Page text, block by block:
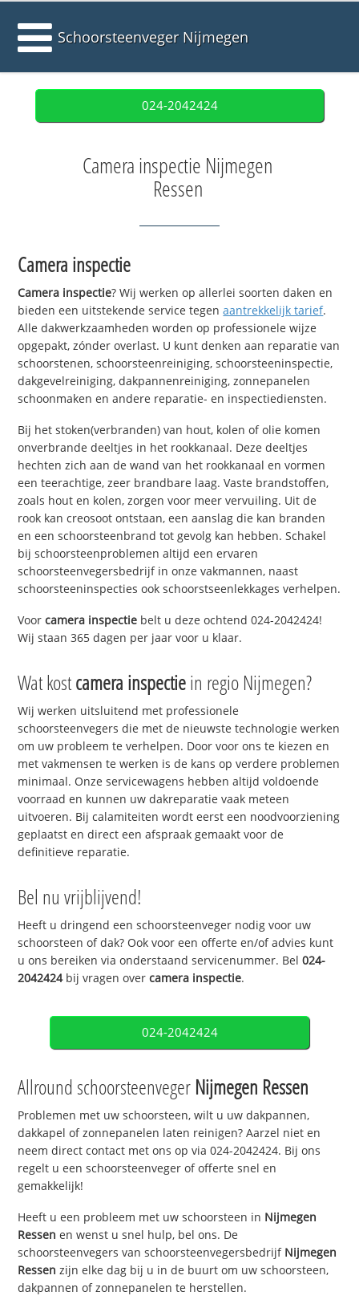
Schoorsteenveger Nijmegen
024-2042424
Camera inspectie Nijmegen
Ressen
Camera inspectie
Camera inspectie? Wij werken op allerlei soorten daken en
bieden een uitstekende service tegenaantrekkelijk tarief.
Alle dakwerkzaamheden worden op professionele wijze
opgepakt, zónder overlast. U kunt denken aan reparatie van
schoorstenen, schoorsteenreiniging, schoorsteeninspectie,
dakgevelreiniging, dakpannenreiniging, zonnepanelen
schoonmaken en andere reparatie- en inspectiediensten.
Bij het stoken(verbranden) van hout, kolen of olie komen
onverbrande deeltjes in het rookkanaal. Deze deeltjes
hechten zich aan de wand van het rookkanaal en vormen
een teerachtige, zeer brandbare laag. Vaste brandstoffen,
zoals hout en kolen, zorgen voor meer vervuiling. Uit de
rook kan creosoot ontstaan, een aanslag die kan branden
en een schoorsteenbrand tot gevolg kan hebben. Schakel
bij schoorsteenproblemen altijd een ervaren
schoorsteenvegersbedrijf in onze vakmannen, naast
schoorsteeninspecties ook schoorstseenlekkages verhelpen.
Voorcamera inspectie belt u deze ochtend 024-2042424!
Wij staan 365 dagen per jaar voor u klaar.
Wat kostcamera inspectiein regio Nijmegen?
Wij werken uitsluitend met professionele
schoorsteenvegers die met de nieuwste technologie werken
om uw probleem te verhelpen. Door voor ons te kiezen en
met vakmensen te werken is de kans op verdere problemen
minimaal. Onze servicewagens hebben altijd voldoende
voorraad en kunnen uw dakreparatie vaak meteen
uitvoeren. Bij calamiteiten wordt eerst een noodvoorziening
geplaatst en direct een afspraak gemaakt voor de
definitieve reparatie.
Bel nu vrijblijvend!
Heeft u dringend een schoorsteenveger nodig voor uw
schoorsteen of dak? Ook voor een offerte en/of advies kunt
u ons bereiken via onderstaand servicenummer. Bel024-
2042424bij vragen overcamera inspectie.
024-2042424
Allround schoorsteenveger Nijmegen Ressen
Problemen met uw schoorsteen, wilt u uw dakpannen,
dakkapel of zonnepanelen laten reinigen? Aarzel niet en
neem direct contact met ons op via 024-2042424. Bij ons
regelt u een schoorsteenveger of offerte snel en
gemakkelijk!
Heeft u een probleem met uw schoorsteen in Nijmegen
Ressen en wenst u snel hulp, bel ons. De
schoorsteenvegers van schoorsteenvegersbedrijf Nijmegen
Ressen zijn elke dag bij u in de buurt om uw schoorsteen,
dakpannen of zonnepanelen te herstellen.